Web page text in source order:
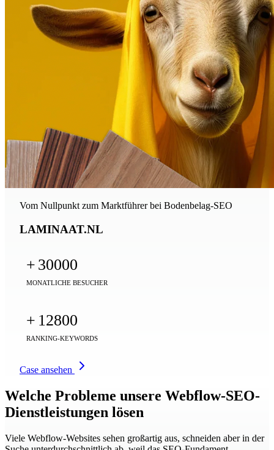
Vom Nullpunkt zum Marktführer bei Bodenbelag-SEO
LAMINAAT.NL
+ 30000
MONATLICHE BESUCHER
+ 12800
RANKING-KEYWORDS
Case ansehen
Welche Probleme unsere Webflow-SEO-
Dienstleistungen lösen
Viele Webflow-Websites sehen großartig aus, schneiden aber in der